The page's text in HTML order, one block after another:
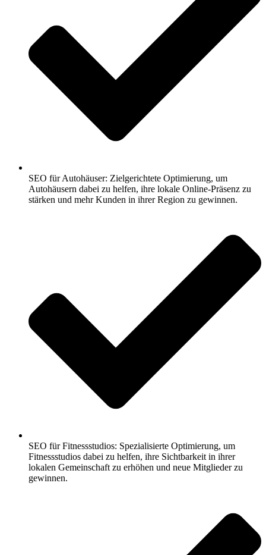
SEO für Autohäuser: Zielgerichtete Optimierung, um
Autohäusern dabei zu helfen, ihre lokale Online-Präsenz zu
stärken und mehr Kunden in ihrer Region zu gewinnen.
SEO für Fitnessstudios: Spezialisierte Optimierung, um
Fitnessstudios dabei zu helfen, ihre Sichtbarkeit in ihrer
lokalen Gemeinschaft zu erhöhen und neue Mitglieder zu
gewinnen.